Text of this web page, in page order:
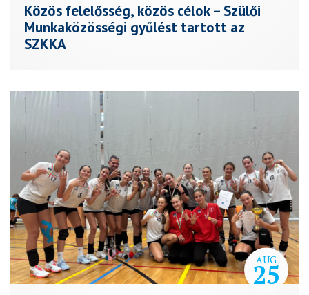
Közös felelősség, közös célok – Szülői
Munkaközösségi gyűlést tartott az
SZKKA
AUG
25